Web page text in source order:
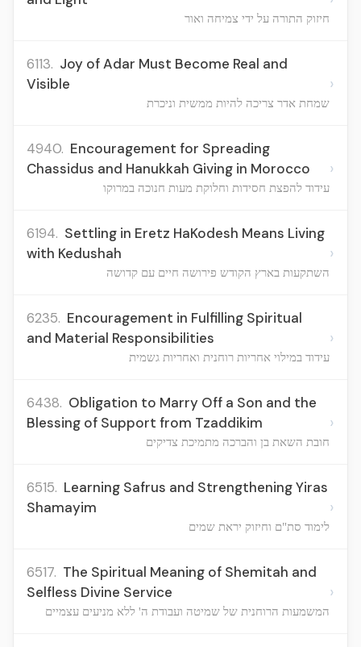
חיזוק התורה על ידי צמיחה ואור
6113. Joy of Adar Must Become Real and
Visible
שמחת אדר צריכה להיות ממשית וניכרת
›
4940. Encouragement for Spreading
Chassidus and Hanukkah Giving in Morocco
עידוד להפצת חסידות וחלוקת מעות חנוכה במרוקו
›
6194. Settling in Eretz HaKodesh Means Living
with Kedushah
השתקעות בארץ הקודש פירושה חיים עם קדושה
›
6235. Encouragement in Fulfilling Spiritual
and Material Responsibilities
עידוד במילוי אחריות רוחנית ואחריות גשמית
›
6438. Obligation to Marry Off a Son and the
Blessing of Support from Tzaddikim
חובת השאת בן והברכה מתמיכת צדיקים
›
6515. Learning Safrus and Strengthening Yiras
Shamayim
לימוד סת"ם וחיזוק יראת שמים
›
6517. The Spiritual Meaning of Shemitah and
Selfless Divine Service
המשמעות הרוחנית של שמיטה ועבודת ה' ללא מניעים עצמיים
›